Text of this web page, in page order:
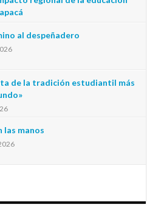
al despeñadero
de la tradición estudiantil más
las manos